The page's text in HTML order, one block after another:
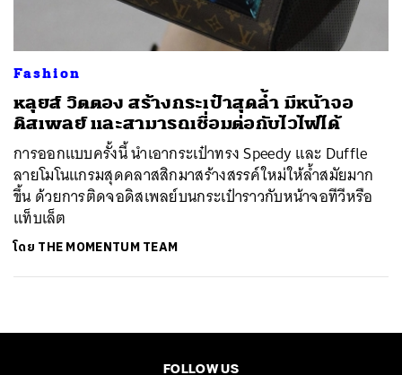
Fashion
หลุยส์ วิตตอง สร้างกระเป๋าสุดล้ำ มีหน้าจอ
ดิสเพลย์ และสามารถเชื่อมต่อกับไวไฟได้
การออกแบบครั้งนี้ นำเอากระเป๋าทรง Speedy และ Duffle
ลายโมโนแกรมสุดคลาสสิกมาสร้างสรรค์ใหม่ให้ล้ำสมัยมาก
ขึ้น ด้วยการติดจอดิสเพลย์บนกระเป๋าราวกับหน้าจอทีวีหรือ
แท็บเล็ต
โดย THE MOMENTUM TEAM
FOLLOW US
TWEET LINE EMAIL